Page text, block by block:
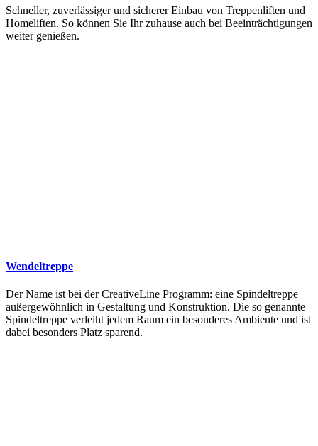
Schneller, zuverlässiger und sicherer Einbau von Treppenliften und
Homeliften. So können Sie Ihr zuhause auch bei Beeinträchtigungen
weiter genießen.
Wendeltreppe
Der Name ist bei der CreativeLine Programm: eine Spindeltreppe
außergewöhnlich in Gestaltung und Konstruktion. Die so genannte
Spindeltreppe verleiht jedem Raum ein besonderes Ambiente und ist
dabei besonders Platz sparend.